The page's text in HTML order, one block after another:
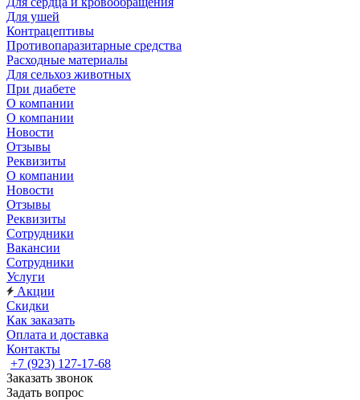
Для ушей
Контрацептивы
Противопаразитарные средства
Расходные материалы
Для сельхоз животных
При диабете
О компании
О компании
Новости
Отзывы
Реквизиты
О компании
Новости
Отзывы
Реквизиты
Сотрудники
Вакансии
Сотрудники
Услуги
Акции
Скидки
Как заказать
Оплата и доставка
Контакты
+7 (923) 127-17-68
Заказать звонок
Задать вопрос